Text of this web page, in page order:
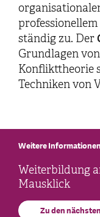
ständig zu. Der
Grundlagen
Konflikttheorie
Techniken von
Weiterbildung
Mausklick
Weitere Informationen
Zu den